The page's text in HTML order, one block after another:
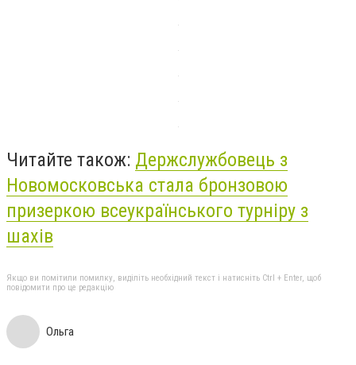
Читайте також: Держслужбовець з
Новомосковська стала бронзовою
призеркою всеукраїнського турніру з
шахів
Якщо ви помітили помилку, виділіть необхідний текст і натисніть Ctrl + Enter, щоб
повідомити про це редакцію
Ольга